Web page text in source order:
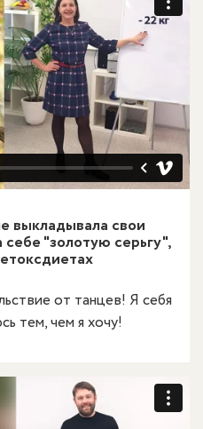
выкладывала свои
"золотую серьгу",
от танцев! Я себя
тем, чем я хочу!